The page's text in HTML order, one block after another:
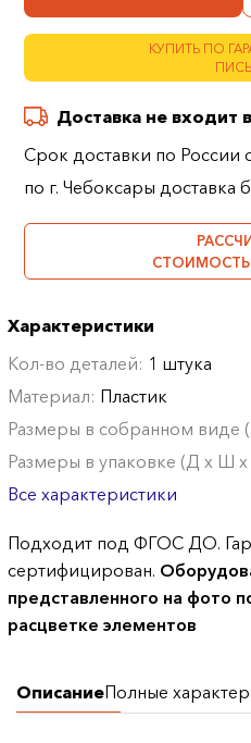
КУПИТЬ ПО
Доставка не входит
Срок доставки по России
по г. Чебоксары доставка
Характеристики
Кол-во деталей: 1 штука
Материал: Пластик
Размеры в собранном виде
Размеры в упаковке (Д х Ш х
Все характеристики
Подходит под ФГОС ДО.
сертифицирован.
представленного на фото
расцветке элементов
ОписаниеПолные